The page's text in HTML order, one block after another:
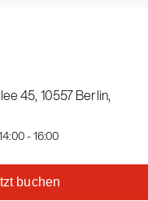
45, 10557 Berlin,
- 16:00
buchen